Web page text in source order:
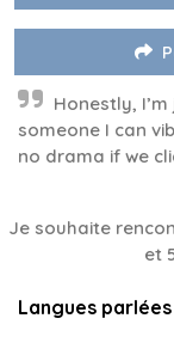
Honestly,
someone I can
no drama if we
Je souhaite
et
Langues parlées